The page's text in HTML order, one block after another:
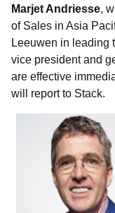
Marjet Andriesse,
of Sales in Asia
Leeuwen in leading
vice president and
are effective
will report to Stack.